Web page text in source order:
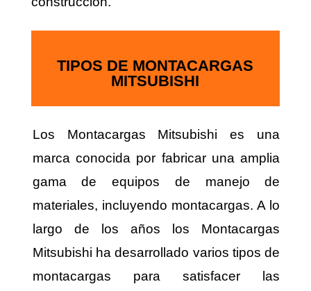
TIPOS DE MONTACARGAS
MITSUBISHI
Los Montacargas Mitsubishi es una
marca conocida por fabricar una amplia
gama de equipos de manejo de
materiales, incluyendo montacargas. A lo
largo de los años los Montacargas
Mitsubishi ha desarrollado varios tipos de
montacargas para satisfacer las